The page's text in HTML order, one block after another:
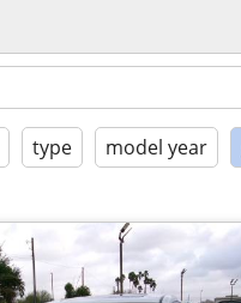
type model year